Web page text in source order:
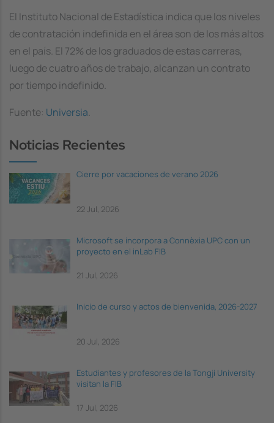
El Instituto Nacional de Estadística indica que los niveles
de contratación indefinida en el área son de los más altos
en el país. El 72% de los graduados de estas carreras,
luego de cuatro años de trabajo, alcanzan un contrato
por tiempo indefinido.
Fuente: Universia.
Noticias Recientes
Cierre por vacaciones de verano 2026
22 Jul, 2026
Microsoft se incorpora a Connèxia UPC con un
proyecto en el inLab FIB
21 Jul, 2026
Inicio de curso y actos de bienvenida, 2026-2027
20 Jul, 2026
Estudiantes y profesores de la Tongji University
visitan la FIB
17 Jul, 2026